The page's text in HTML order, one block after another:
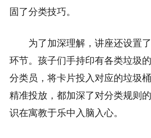
固了分类技巧。
为了加深理解，讲座还设置
环节。孩子们手持印有各类垃圾
分类员，将卡片投入对应的垃圾
精准投放，都加深了对分类规则
识在寓教于乐中入脑入心。